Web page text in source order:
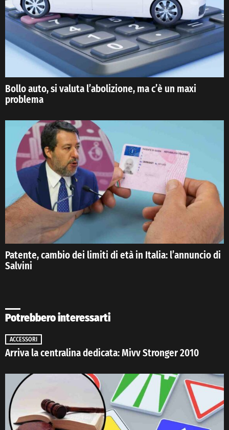
Bollo auto, si valuta l’abolizione, ma c’è un maxi
problema
Patente, cambio dei limiti di età in Italia: l’annuncio di
Salvini
Potrebbero interessarti
ACCESSORI
Arriva la centralina dedicata: Mivv Stronger 2010